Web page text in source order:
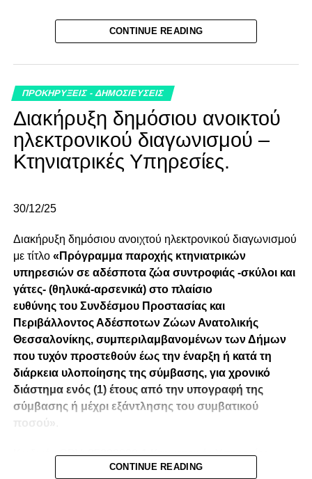
ΣΥΠΠΑΖΑΘ
CONTINUE READING
ΠΡΟΚΗΡΥΞΕΙΣ - ΔΗΜΟΣΙΕΥΣΕΙΣ
Διακήρυξη δημόσιου ανοικτού
ηλεκτρονικού διαγωνισμού –
Κτηνιατρικές Υπηρεσίες.
30/12/25
Διακήρυξη δημόσιου ανοιχτού ηλεκτρονικού διαγωνισμού
με τίτλο «Πρόγραμμα παροχής κτηνιατρικών
υπηρεσιών σε αδέσποτα ζώα συντροφιάς -σκύλοι και
γάτες- (θηλυκά-αρσενικά) στο πλαίσιο
ευθύνης του Συνδέσμου Προστασίας και
Περιβάλλοντος Αδέσποτων Ζώων Ανατολικής
Θεσσαλονίκης, συμπεριλαμβανομένων των Δήμων
που τυχόν προστεθούν έως την έναρξη ή κατά τη
διάρκεια υλοποίησης της σύμβασης, για χρονικό
διάστημα ενός (1) έτους από την υπογραφή της
σύμβασης ή μέχρι εξάντλησης του συμβατικού
ποσού»
Κωδικός CPV: 85200000-1 Κτηνιατρικές Υπηρεσίες
CONTINUE READING